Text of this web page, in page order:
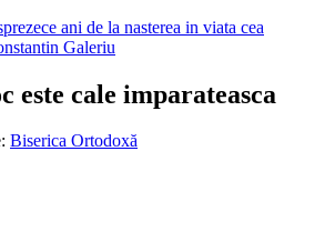
ani de la nasterea in viata cea
Galeriu
este cale imparateasca
Biserica Ortodoxă